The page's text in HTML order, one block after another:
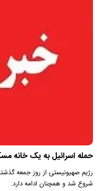
حمله اسرائیل به یک خانه
شروع شد و همچنان ادامه دارد.